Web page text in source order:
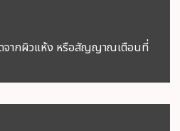
ดจากผิวแห้ง หรือสัญญาณเตือนที่